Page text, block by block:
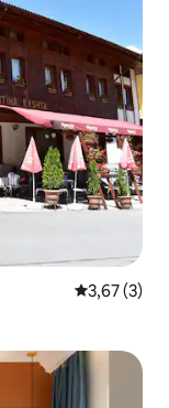
3,67 de
3,67 (3)